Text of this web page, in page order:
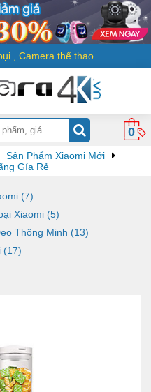
Camera thể thao
0
Sản Phẩm Xiaomi Mới
Gía Rẻ
(7)
Xiaomi (5)
Thông Minh (13)
(17)